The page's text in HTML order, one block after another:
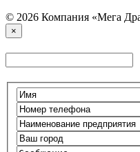
© 2026 Компания «Мега
×